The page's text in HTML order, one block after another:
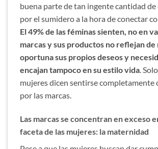
buena parte de tan ingente cantidad de
por el sumidero a la hora de conectar
El 49% de las féminas sienten, no en
marcas y sus productos no reflejan de
oportuna sus propios deseos y
encajan tampoco en su estilo vida.
mujeres dicen sentirse completamente
por las marcas.
Las marcas se concentran en exceso
faceta de las mujeres: la maternidad